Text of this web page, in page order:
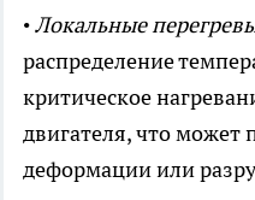
•Локальные
распределение
критическое
двигателя, что может
деформации или